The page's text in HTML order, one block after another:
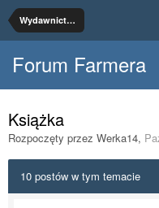
Wydawnictwa
Forum Farmera
Książka
Rozpoczęty przez Werka14,
10 postów w tym temacie